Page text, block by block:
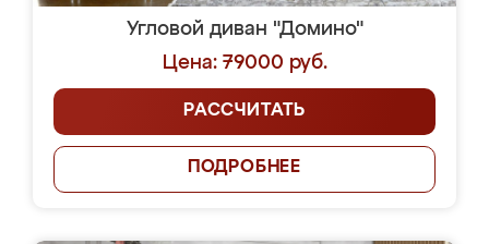
Угловой диван "Домино"
Цена: 79000 руб.
РАССЧИТАТЬ
ПОДРОБНЕЕ